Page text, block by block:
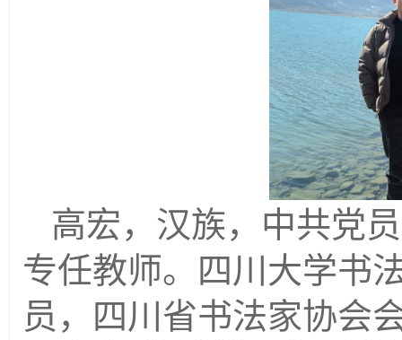
高宏， 汉族，中共党
专任教师。
四川大学书
员，四川省书法家协会